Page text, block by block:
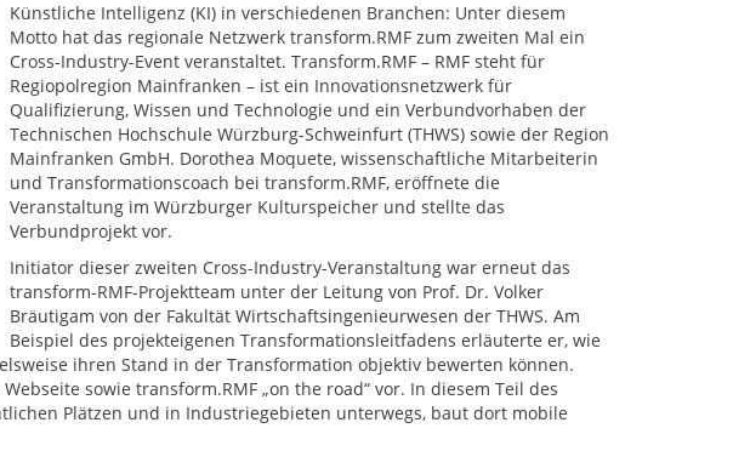
Künstliche Intelligenz (KI) in verschiedenen Branchen: Unter diesem
Motto hat das regionale Netzwerk transform.RMF zum zweiten Mal ein
Cross-Industry-Event veranstaltet. Transform.RMF – RMF steht für
Regiopolregion Mainfranken – ist ein Innovationsnetzwerk für
Qualifizierung, Wissen und Technologie und ein Verbundvorhaben der
Technischen Hochschule Würzburg-Schweinfurt (THWS) sowie der Region
Mainfranken GmbH. Dorothea Moquete, wissenschaftliche Mitarbeiterin
und Transformationscoach bei transform.RMF, eröffnete die
Veranstaltung im Würzburger Kulturspeicher und stellte das
Verbundprojekt vor.
Initiator dieser zweiten Cross-Industry-Veranstaltung war erneut das
transform-RMF-Projektteam unter der Leitung von Prof. Dr. Volker
Bräutigam von der Fakultät Wirtschaftsingenieurwesen der THWS. Am
Beispiel des projekteigenen Transformationsleitfadens erläuterte er, wie
ihren Stand in der Transformation objektiv bewerten können.
sowie transform.RMF „on the road“ vor. In diesem Teil des
Plätzen und in Industriegebieten unterwegs, baut dort mobile